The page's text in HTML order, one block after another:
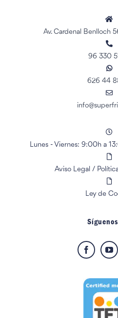
Av. Cardenal Benlloch
96 330
626 44
Lunes - Viernes: 9:00h a
Aviso Legal /
Ley de